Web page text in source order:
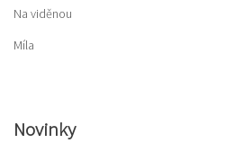
Novinky
Na viděnou
Míla